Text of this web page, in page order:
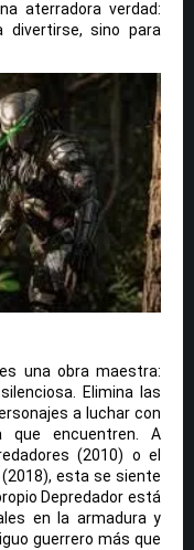
aterradora verdad:
divertirse, sino para
una obra maestra:
Elimina las
a luchar con
que encuentren. A
(2010) o el
esta se siente
Depredador está
en la armadura y
guerrero más que